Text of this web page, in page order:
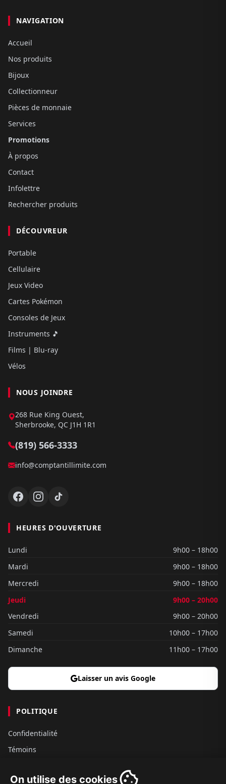
On utilise des cookies
NAVIGATION
Accueil
Nos produits
Bijoux
Collectionneur
Pièces de monnaie
Services
Promotions
À propos
Contact
Infolettre
Rechercher produits
DÉCOUVREUR
Portable
Cellulaire
Jeux Video
Cartes Pokémon
Consoles de Jeux
Instruments 🎵
Films | Blu-ray
Vélos
NOUS JOINDRE
268 Rue King Ouest,
Sherbrooke, QC J1H 1R1
(819) 566-3333
info@comptantillimite.com
HEURES D'OUVERTURE
Lundi
9h00 – 18h00
Mardi
9h00 – 18h00
Mercredi
9h00 – 18h00
Jeudi
9h00 – 20h00
Vendredi
9h00 – 20h00
Samedi
10h00 – 17h00
Dimanche
11h00 – 17h00
Laisser un avis Google
POLITIQUE
Confidentialité
Témoins
Conditions